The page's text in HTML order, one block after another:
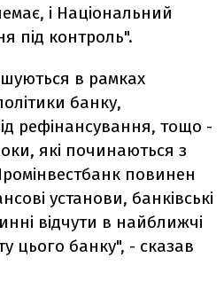
і Національний
під контроль".
в рамках
банку,
рефінансування, тощо -
які починаються з
повинен
установи, банківські
відчути в найближчі
цього банку", - сказав